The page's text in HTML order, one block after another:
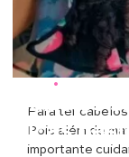
•
Cabelos
dicas
Para ter
Pois além de
importante